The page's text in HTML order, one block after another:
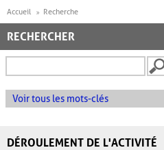
Accueil Recherche
RECHERCHER
Voir tous les mots-clés
DÉROULEMENT DE L'ACTIVITÉ